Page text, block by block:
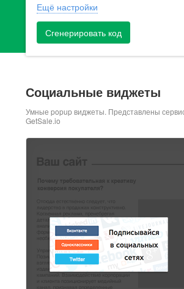
Ещё настройки
Сгенерировать код
Социальные виджеты
Умные popup виджеты. Представлены
GetSale.io